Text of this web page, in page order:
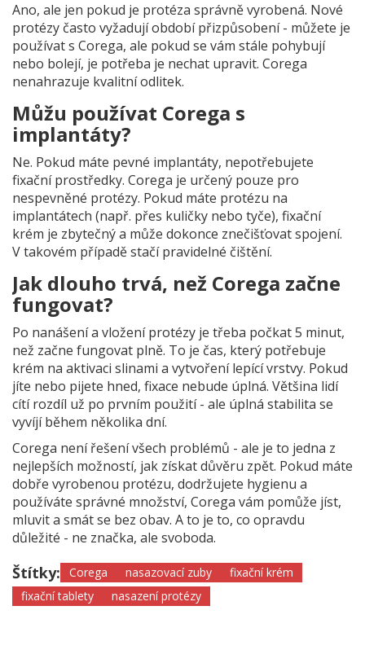
Ano, ale jen pokud je protéza správně vyrobená. Nové
protézy často vyžadují období přizpůsobení - můžete je
používat s Corega, ale pokud se vám stále pohybují
nebo bolejí, je potřeba je nechat upravit. Corega
nenahrazuje kvalitní odlitek.
Můžu používat Corega s
implantáty?
Ne. Pokud máte pevné implantáty, nepotřebujete
fixační prostředky. Corega je určený pouze pro
nespevněné protézy. Pokud máte protézu na
implantátech (např. přes kuličky nebo tyče), fixační
krém je zbytečný a může dokonce znečišťovat spojení.
V takovém případě stačí pravidelné čištění.
Jak dlouho trvá, než Corega začne
fungovat?
Po nanášení a vložení protézy je třeba počkat 5 minut,
než začne fungovat plně. To je čas, který potřebuje
krém na aktivaci slinami a vytvoření lepící vrstvy. Pokud
jíte nebo pijete hned, fixace nebude úplná. Většina lidí
cítí rozdíl už po prvním použití - ale úplná stabilita se
vyvíjí během několika dní.
Corega není řešení všech problémů - ale je to jedna z
nejlepších možností, jak získat důvěru zpět. Pokud máte
dobře vyrobenou protézu, dodržujete hygienu a
používáte správné množství, Corega vám pomůže jíst,
mluvit a smát se bez obav. A to je to, co opravdu
důležité - ne značka, ale svoboda.
Štítky: Corega nasazovací zuby
fixační krém
fixační tablety
nasazení protézy